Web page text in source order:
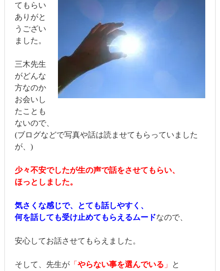
てもらい
ありがと
うござい
ました。
三木先生
がどんな
方なのか
お会いし
たことも
ないので、
(ブログなどで写真や話は読ませてもらっていました
が、)
少々不安でしたが生の声で話をさせてもらい、
ほっとしました。
気さくな感じで、とても話しやすく、
何を話しても受け止めてもらえるムードなので、
安心してお話させてもらえました。
そして、先生が「 やらない事を選んでいる 」
と